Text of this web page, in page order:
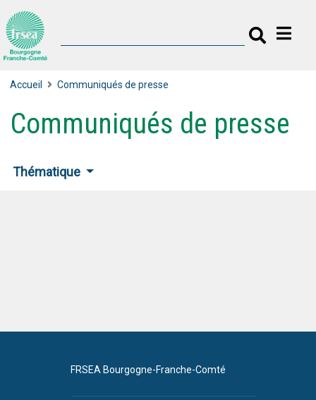
Accueil Communiqués de presse
Communiqués de presse
Thématique
FRSEA Bourgogne-Franche-Comté